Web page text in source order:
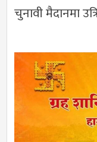
चुनावी मैदानमा